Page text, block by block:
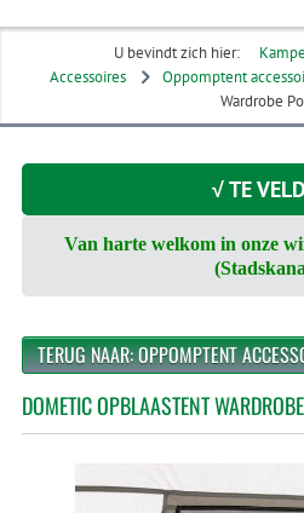
U bevindt zich hier:
Accessoires
Oppomptent
Wardrobe
√ TE
Van harte welkom in onze
TERUG NAAR: OPPOMPTENT
DOMETIC OPBLAASTENT